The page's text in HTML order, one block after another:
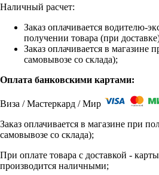
Наличный расчет:
Заказ оплачивается водителю-
получении товара (при
Заказ оплачивается в магазине
самовывозе со склада);
Оплата банковскими картами:
Виза / Мастеркард / Мир
Заказ оплачивается в магазине при
самовывозе со склада);
При оплате товара с доставкой -
производится наличными;